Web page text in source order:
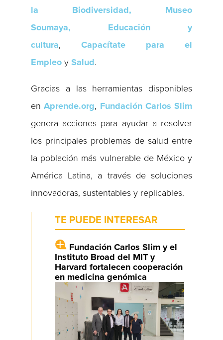
la Biodiversidad, Museo
Soumaya,
Educación y
cultura,Capacítate para el
Empleo ySalud.
Gracias a las herramientas disponibles
enAprende.org, Fundación Carlos Slim
genera acciones para ayudar a resolver
los principales problemas de salud entre
la población más vulnerable de México y
América Latina, a través de soluciones
innovadoras, sustentables y replicables.
TE PUEDE INTERESAR
Fundación Carlos Slim y el
Instituto Broad del MIT y
Harvard fortalecen cooperación
en medicina genómica